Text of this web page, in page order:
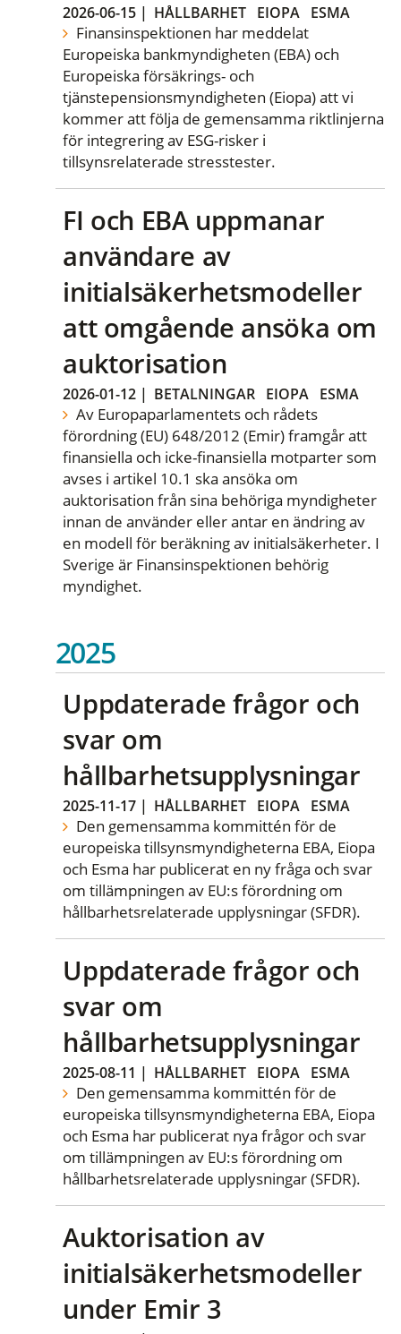
2026-06-15 | HÅLLBARHET EIOPA ESMA
Finansinspektionen har meddelat
Europeiska bankmyndigheten (EBA) och
Europeiska försäkrings- och
tjänstepensionsmyndigheten (Eiopa) att vi
kommer att följa de gemensamma riktlinjerna
för integrering av ESG-risker i
tillsynsrelaterade stresstester.
FI och EBA uppmanar
användare av
initialsäkerhetsmodeller
att omgående ansöka om
auktorisation
2026-01-12 | BETALNINGAR EIOPA ESMA
Av Europaparlamentets och rådets
förordning (EU) 648/2012 (Emir) framgår att
finansiella och icke-finansiella motparter som
avses i artikel 10.1 ska ansöka om
auktorisation från sina behöriga myndigheter
innan de använder eller antar en ändring av
en modell för beräkning av initialsäkerheter. I
Sverige är Finansinspektionen behörig
myndighet.
2025
Uppdaterade frågor och
svar om
hållbarhetsupplysningar
2025-11-17 | HÅLLBARHET EIOPA ESMA
Den gemensamma kommittén för de
europeiska tillsynsmyndigheterna EBA, Eiopa
och Esma har publicerat en ny fråga och svar
om tillämpningen av EU:s förordning om
hållbarhetsrelaterade upplysningar (SFDR).
Uppdaterade frågor och
svar om
hållbarhetsupplysningar
2025-08-11 | HÅLLBARHET EIOPA ESMA
Den gemensamma kommittén för de
europeiska tillsynsmyndigheterna EBA, Eiopa
och Esma har publicerat nya frågor och svar
om tillämpningen av EU:s förordning om
hållbarhetsrelaterade upplysningar (SFDR).
Auktorisation av
initialsäkerhetsmodeller
under Emir 3